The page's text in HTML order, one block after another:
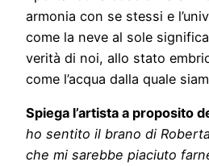
armonia con se stessi e
come la neve al sole
verità di noi, allo stato
come l’acqua dalla quale
Spiega l’artista a proposito
ho sentito il brano di
che mi sarebbe piaciuto